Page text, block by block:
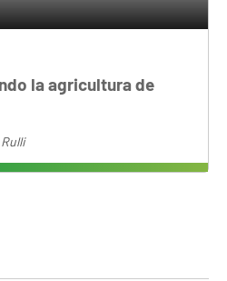
la agricultura de